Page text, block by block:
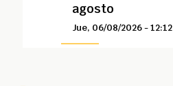
agosto
Jue, 06/08/2026 - 12:12